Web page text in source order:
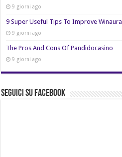
9 giorni ago
9 Super Useful Tips To Improve Winaura
9 giorni ago
The Pros And Cons Of Pandidocasino
9 giorni ago
Seguici su Facebook